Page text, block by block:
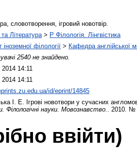
словотворення, ігровий новотвір.
Література > P Філологія. Лінгвістика
іноземної філології > Кафедра англійської
2540 не знайдено.
14:11
14:11
id/eprint/14845
І. Е.
Ігрові новотвори у сучасних
Філологічні науки. Мовознавство.
. 2010.
ввійти)